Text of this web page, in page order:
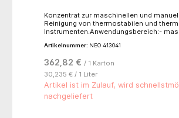
Konzentrat zur maschinellen und
Reinigung von thermostabilen und
Instrumenten.Anwendungsbereich:-
Instrumenten, inklusive MIC- und
Anästhesie-Utensilien, Containern und
medizintechnischen Utensilien- manuelle
von thermostabilen und thermolabilen
im Tauch- oder Ultraschallbad-
maschinellen Reinigung von da Vinci-
Artikelnummer: NEO 413041
362,82 € / 1 Karton
30,235 € / 1 Liter
Artikel ist im Zulauf, wird
nachgeliefert